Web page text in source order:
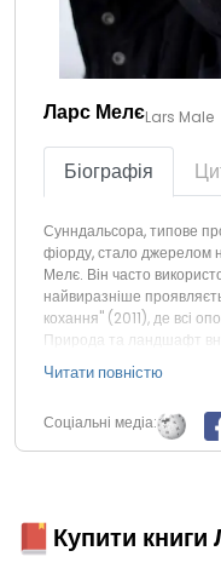
Ларс МелєLars Male
Біографія
Сунндальсора, типове
фіорду, стало джерелом
Мелє. Він часто
найвиразніше
кохання" (2011), де всі
Природа та ландшафт
Читати повністю
Соціальні медіа:
Купити